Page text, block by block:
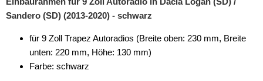
Sandero (SD) (2013-2020) - schwarz
für 9 Zoll Trapez Autoradios (Breite oben: 230 mm, Breite
unten: 220 mm, Höhe: 130 mm)
Farbe: schwarz